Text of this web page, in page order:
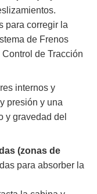
para corregir la
de Frenos
de Tracción
internos y
presión y una
y gravedad del
(zonas de
para absorber la